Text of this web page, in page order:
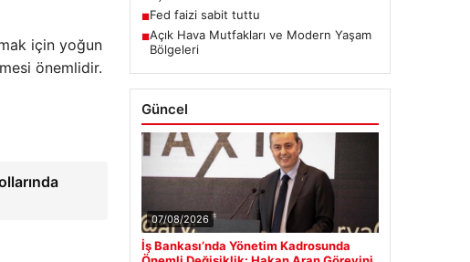
için yoğun
önemlidir.
■Fed faizi sabit tuttu
■Açık Hava Mutfakları ve Modern Yaşam
Bölgeleri
Güncel
07/08/2026
İş Bankası’nda Yönetim Kadrosunda